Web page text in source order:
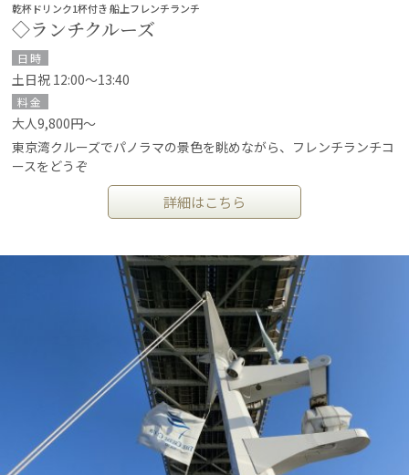
乾杯ドリンク1杯付き 船上フレンチランチ
◇ランチクルーズ
日時
土日祝 12:00～13:40
料金
大人9,800円～
東京湾クルーズでパノラマの景色を眺めながら、フレンチランチコ
ースをどうぞ
詳細はこちら